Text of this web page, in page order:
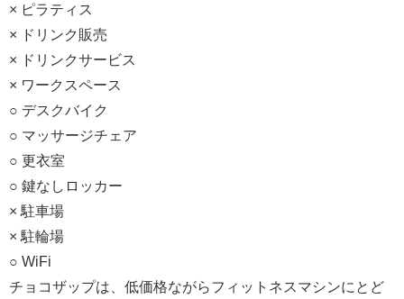
× ピラティス
× ドリンク販売
× ドリンクサービス
× ワークスペース
○ デスクバイク
○ マッサージチェア
○ 更衣室
○ 鍵なしロッカー
× 駐車場
× 駐輪場
○ WiFi
チョコザップは、低価格ながらフィットネスマシンにとど